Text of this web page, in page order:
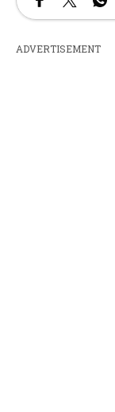
ADVERTISEMENT